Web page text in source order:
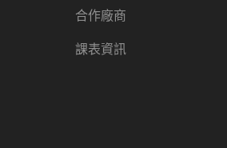
合作廠商
課表資訊